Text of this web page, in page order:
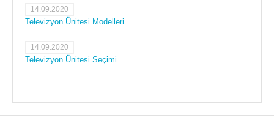
14.09.2020
Televizyon Ünitesi Modelleri
14.09.2020
Televizyon Ünitesi Seçimi